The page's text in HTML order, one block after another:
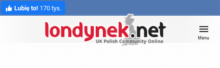
Lubię to! 170 tys.
Menu